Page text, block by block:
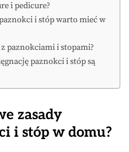
i pedicure?
i stóp warto mieć w
paznokciami i stopami?
paznokci i stóp są
zasady
i stóp w domu?